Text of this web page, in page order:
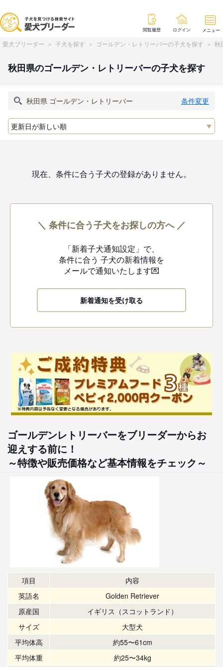
閲覧履歴 ログイン メニュー
愛犬ブリーダー 子犬を探す ゴールデン・レトリーバーの子犬を探す 秋
秋田県のゴールデン・レトリーバーの子犬を探す
条件変更
現在、条件に合う子犬の登録がありません。
＼ 条件に合う子犬をお探しの方へ ／
「新着子犬通知設定」で、
条件に合う 子犬の新着情報を
メールで通知いたします💌
新着通知を受け取る
ゴールデンレトリーバーをブリーダーからお
迎えする前に！
～特徴や販売価格など基本情報をチェック～
項目
内容
英語名
Golden Retriever
原産国
イギリス（スコットランド）
サイズ
大型犬
平均体高
約55〜61cm
平均体重
約25〜34kg